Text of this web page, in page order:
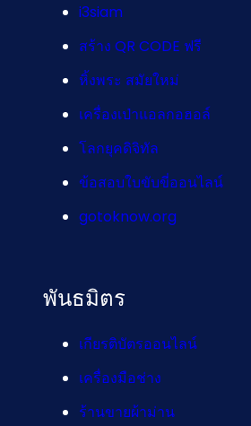
i3siam
สร้าง QR CODE ฟรี
หิ้งพระ สมัยใหม่
เครื่องเป่าแอลกอฮอล์
โลกยุคดิจิทัล
ข้อสอบใบขับขี่ออนไลน์
gotoknow.org
พันธมิตร
เกียรติบัตรออนไลน์
เครื่องมือช่าง
ร้านขายผ้าม่าน